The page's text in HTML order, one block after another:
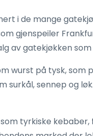
i de mange
gjenspeiler
av gatekjøkken
wurst på tysk, som
sennep og
tyrkiske